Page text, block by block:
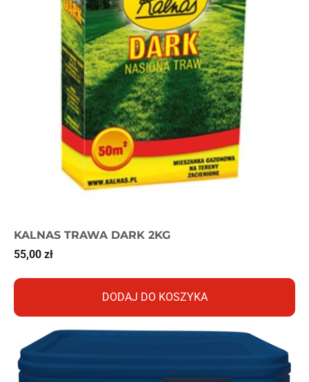
KALNAS TRAWA DARK 2KG
55,00 zł
DODAJ DO KOSZYKA